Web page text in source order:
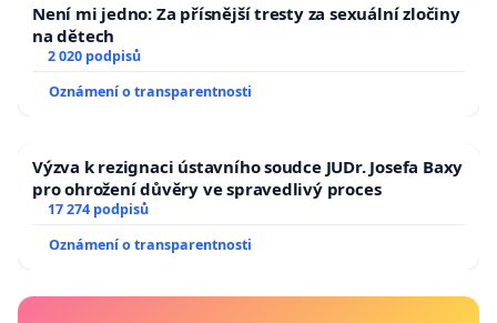
Není mi jedno: Za přísnější tresty za sexuální zločiny
na dětech
2 020 podpisů
Oznámení o transparentnosti
Výzva k rezignaci ústavního soudce JUDr. Josefa Baxy
pro ohrožení důvěry ve spravedlivý proces
17 274 podpisů
Oznámení o transparentnosti